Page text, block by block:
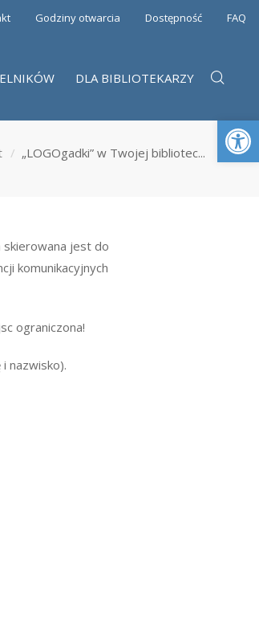
Godziny otwarcia Dostępność FAQ
DLA BIBLIOTEKARZY
„LOGOgadki” w Twojej bibliotec...
jest do
komunikacyjnych
ograniczona!
nazwisko).